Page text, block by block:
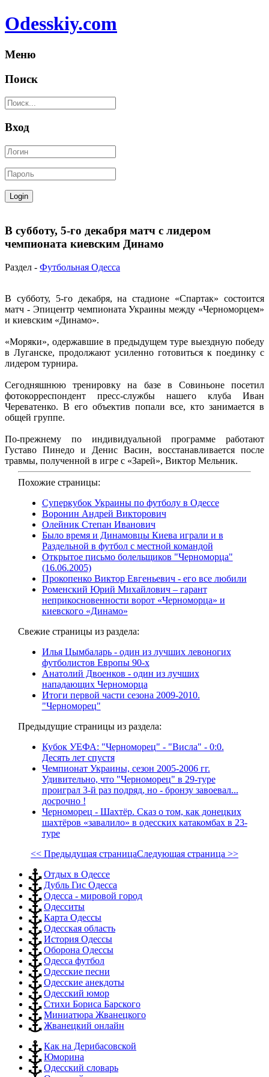
Odesskiy.com
Меню
Поиск
Вход
В субботу, 5-го декабря матч с лидером
чемпионата киевским Динамо
Раздел - Футбольная Одесса
В субботу, 5-го декабря, на стадионе «Спартак» состоится
матч - Эпицентр чемпионата Украины между «Черноморцем»
и киевским «Динамо».
«Моряки», одержавшие в предыдущем туре выездную победу
в Луганске, продолжают усиленно готовиться к поединку с
лидером турнира.
Сегодняшнюю тренировку на базе в Совиньоне посетил
фотокорреспондент пресс-службы нашего клуба Иван
Череватенко. В его объектив попали все, кто занимается в
общей группе.
По-прежнему по индивидуальной программе работают
Густаво Пинедо и Денис Васин, восстанавливается после
травмы, полученной в игре с «Зарей», Виктор Мельник.
Похожие страницы:
Суперкубок Украины по футболу в Одессе
Воронин Андрей Викторович
Олейник Степан Иванович
Было время и Динамовцы Киева играли и в
Раздельной в футбол с местной командой
Открытое письмо болельщиков "Черноморца"
(16.06.2005)
Прокопенко Виктор Евгеньевич - его все любили
Роменский Юрий Михайлович – гарант
неприкосновенности ворот «Черноморца» и
киевского «Динамо»
Свежие страницы из раздела:
Илья Цымбаларь - один из лучших левоногих
футболистов Европы 90-х
Анатолий Двоенков - один из лучших
нападающих Черноморца
Итоги первой части сезона 2009-2010.
"Черноморец"
Предыдущие страницы из раздела:
Кубок УЕФА: "Черноморец" - "Висла" - 0:0.
Десять лет спустя
Чемпионат Украины, сезон 2005-2006 гг.
Удивительно, что "Черноморец" в 29-туре
проиграл 3-й раз подряд, но - бронзу завоевал...
досрочно !
Черноморец - Шахтёр. Сказ о том, как донецких
шахтёров «завалило» в одесских катакомбах в 23-
туре
<< Предыдущая страницаСледующая страница >>
Отдых в Одессе
Дубль Гис Одесса
Одесса - мировой город
Одесситы
Карта Одессы
Одесская область
История Одессы
Оборона Одессы
Одесса футбол
Одесские песни
Одесские анекдоты
Одесский юмор
Стихи Бориса Барского
Миниатюра Жванецкого
Жванецкий онлайн
Как на Дерибасовской
Юморина
Одесский словарь